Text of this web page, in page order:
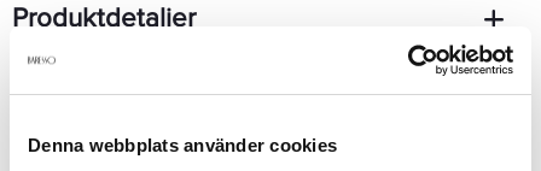
Denna webbplats använder cookies
Produktdetaljer
Recensioner